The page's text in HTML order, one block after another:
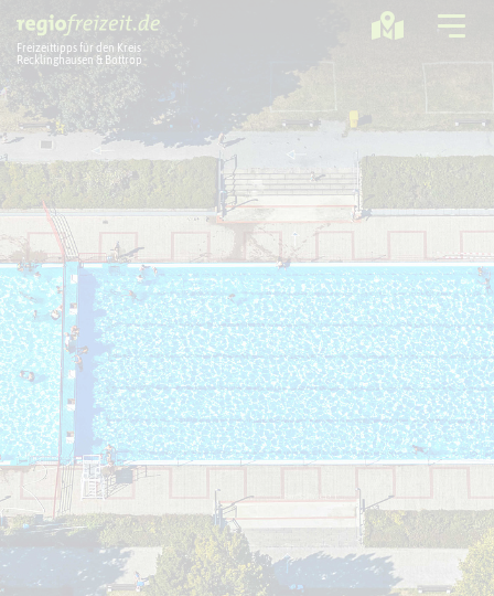
Freizeittipps für den Kreis
Recklinghausen & Bottrop
Ausflugstipps
Sport + Bewegung
Aktuelles
Freizeitregion